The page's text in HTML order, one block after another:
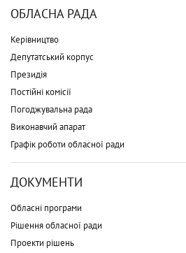
ОБЛАСНА РАДА
Керівництво
Депутатський корпус
Президія
Постійні комісії
Погоджувальна рада
Виконавчий апарат
Графік роботи обласної ради
ДОКУМЕНТИ
Обласні програми
Рішення обласної ради
Проекти рішень